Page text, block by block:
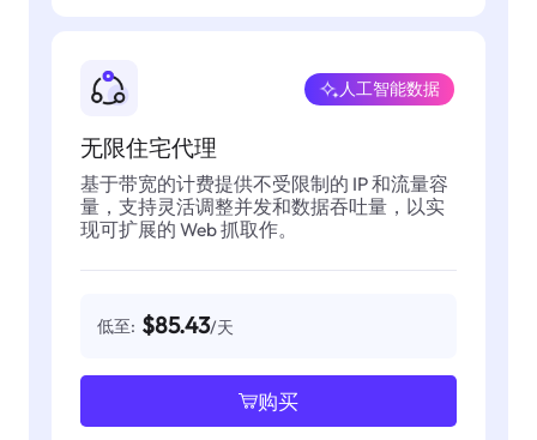
无限住宅代理
人工智能数据
基于带宽的计费提供不受限制的 IP 和流量容
量，支持灵活调整并发和数据吞吐量，以实
现可扩展的 Web 抓取作。
低至: $85.43/天
购买